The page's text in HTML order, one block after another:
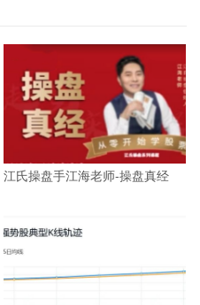
江氏操盘手江海老师-操盘真经